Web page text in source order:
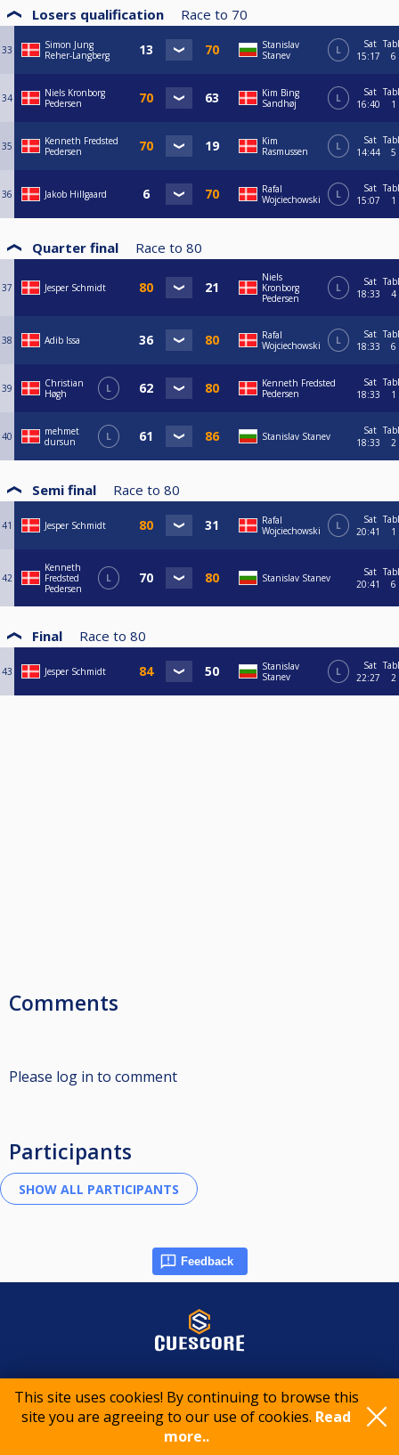
This site uses cookies! By continuing to browse this
site you are agreeing to our use of cookies. Read
more..
Losers qualification Race to 70
33
Simon Jung
Reher-Langberg
Stanislav
Stanev
L
Sat
15:17
6
34
Niels Kronborg
Pedersen
Kim Bing
Sandhøj
L
Sat
16:40
1
35
Kenneth Fredsted
Pedersen
Kim
Rasmussen
L
Sat
14:44
5
36 Jakob Hillgaard
Rafal
Wojciechowski
L
Sat
15:07
1
Quarter final Race to 80
37 Jesper Schmidt
Niels
Kronborg
Pedersen
L
Sat
18:33
4
38 Adib Issa
Rafal
Wojciechowski
L
Sat
18:33
6
39
Christian
Høgh
L
Kenneth Fredsted
Pedersen
Sat
18:33
1
40
mehmet
dursun
L Stanislav Stanev
Sat
18:33
2
Semi final Race to 80
41 Jesper Schmidt
Rafal
Wojciechowski
L
Sat
20:41
1
42
Kenneth
Fredsted
Pedersen
L Stanislav Stanev
Sat
20:41
6
Final Race to 80
43 Jesper Schmidt
Stanislav
Stanev
L
Sat
22:27
2
Comments
Please log in to comment
Participants
Feedback
© 2015-2026 CueScore International
Privacy policy